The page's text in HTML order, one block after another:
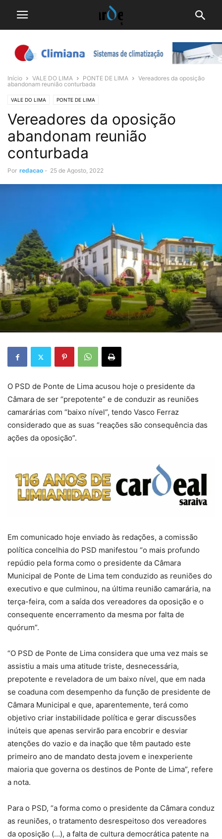
Início VALE DO LIMA PONTE DE LIMA
Vereadores da oposição
abandonam reunião conturbada
VALE DO LIMA PONTE DE LIMA
Vereadores da oposição
abandonam reunião
conturbada
Por redacao - 25 de Agosto, 2022
O PSD de Ponte de Lima acusou hoje o presidente da
Câmara de ser “prepotente” e de conduzir as reuniões
camarárias com “baixo nível”, tendo Vasco Ferraz
considerado que as suas “reações são consequência das
ações da oposição”.
Em comunicado hoje enviado às redações, a comissão
política concelhia do PSD manifestou “o mais profundo
repúdio pela forma como o presidente da Câmara
Municipal de Ponte de Lima tem conduzido as reuniões do
executivo e que culminou, na última reunião camarária, na
terça-feira, com a saída dos vereadores da oposição e o
consequente encerramento da mesma por falta de
quórum”.
“O PSD de Ponte de Lima considera que uma vez mais se
assistiu a mais uma atitude triste, desnecessária,
prepotente e reveladora de um baixo nível, que em nada
se coaduna com desempenho da função de presidente de
Câmara Municipal e que, aparentemente, terá como
objetivo criar instabilidade política e gerar discussões
inúteis que apenas servirão para encobrir e desviar
atenções do vazio e da inação que têm pautado este
primeiro ano de mandato desta jovem e inexperiente
maioria que governa os destinos de Ponte de Lima”, refere
a nota.
Para o PSD, “a forma como o presidente da Câmara conduz
as reuniões, o tratamento desrespeitoso dos vereadores
da oposição (…), a falta de cultura democrática patente na